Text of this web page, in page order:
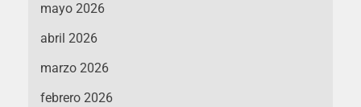
mayo 2026
abril 2026
marzo 2026
febrero 2026